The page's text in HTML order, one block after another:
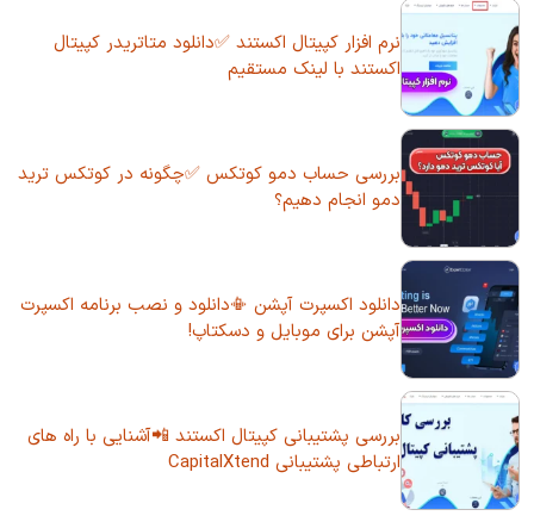
نرم افزار کپیتال اکستند ✅دانلود متاتریدر کپیتال
اکستند با لینک مستقیم
بررسی حساب دمو کوتکس ✅چگونه در کوتکس ترید
دمو انجام دهیم؟
دانلود اکسپرت آپشن 📳دانلود و نصب برنامه اکسپرت
آپشن برای موبایل و دسکتاپ!
بررسی پشتیبانی کپیتال اکستند 📲آشنایی با راه های
ارتباطی پشتیبانی CapitalXtend